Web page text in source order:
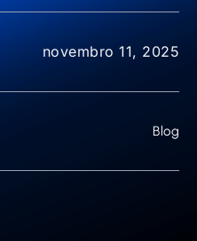
novembro 11, 2025
Blog